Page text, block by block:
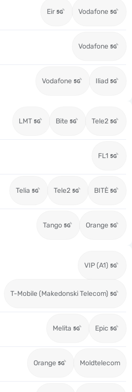
Eir Vodafone
Vodafone
Vodafone Iliad
LMT Bite Tele2
FL1
Telia Tele2 BITĖ
Tango Orange
VIP (A1)
T-Mobile (Makedonski Telecom)
Melita Epic
Orange Moldtelecom